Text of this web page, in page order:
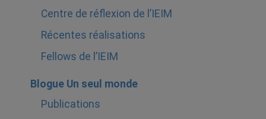
Centre de réflexion de l’IEIM
Récentes réalisations
Fellows de l’IEIM
Blogue Un seul monde
Publications